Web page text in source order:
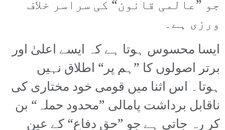
جو ”عالمی قانون“ کی سراسر خلاف
ورزی ہے۔
ایسا محسوس ہوتا ہے کہ ایسے اعلیٰ اور
برتر اصولوں کا ”ہم پر“ اطلاق نہیں
ہوتا۔ اس اثنا میں قومی خود مختاری کی
ناقابل برداشت پامالی ”محدود حملہ“ بن
کر رہ جاتی ہے جو ”حق دفاع“ کے عین